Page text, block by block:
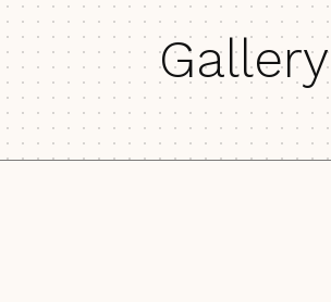
Gallery